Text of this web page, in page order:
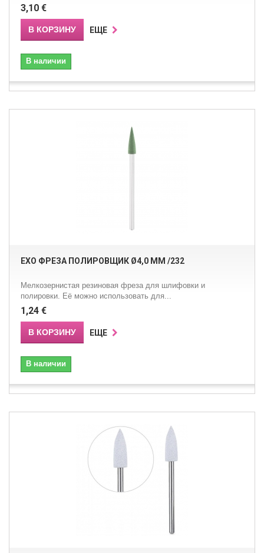
3,10 €
В КОРЗИНУ ЕЩЕ
В наличии
EXO ФРЕЗА ПОЛИРОВЩИК Ø4,0 ММ /232
Мелкозернистая резиновая фреза для шлифовки и
полировки. Её можно использовать для...
1,24 €
В КОРЗИНУ ЕЩЕ
В наличии